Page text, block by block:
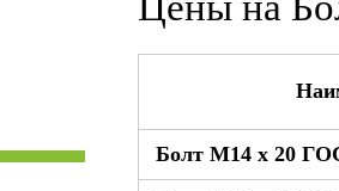
Болт М14 x 20